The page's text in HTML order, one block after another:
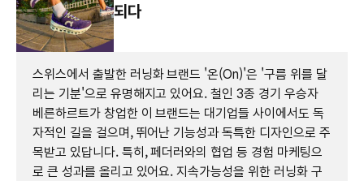
되다
스위스에서 출발한 러닝화 브랜드 '온(On)'은 '구름 위를 달
리는 기분'으로 유명해지고 있어요. 철인 3종 경기 우승자
베른하르트가 창업한 이 브랜드는 대기업들 사이에서도 독
자적인 길을 걸으며, 뛰어난 기능성과 독특한 디자인으로 주
목받고 있답니다. 특히, 페더러와의 협업 등 경험 마케팅으
로 큰 성과를 올리고 있어요. 지속가능성을 위한 러닝화 구